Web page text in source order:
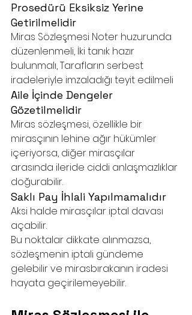
Prosedürü Eksiksiz Yerine
Getirilmelidir
Miras Sözleşmesi Noter huzurunda
düzenlenmeli, İki tanık hazır
bulunmalı, Tarafların serbest
iradeleriyle imzaladığı teyit edilmeli
Aile İçinde Dengeler
Gözetilmelidir
Miras sözleşmesi, özellikle bir
mirasçının lehine ağır hükümler
içeriyorsa, diğer mirasçılar
arasında ileride ciddi anlaşmazlıklar
doğurabilir.
Saklı Pay İhlali Yapılmamalıdır
Aksi halde mirasçılar iptal davası
açabilir.
Bu noktalar dikkate alınmazsa,
sözleşmenin iptali gündeme
gelebilir ve mirasbırakanın iradesi
hayata geçirilemeyebilir.